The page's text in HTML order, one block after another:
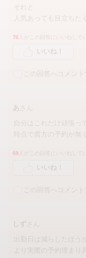
それと
人気あっても目立ちた
76 人がこの回答にいいねして
いいね！
この回答へコメント
あ さん
自分はこれだけ頑張っ
時点で貴方の予約が無
69 人がこの回答にいいねして
いいね！
この回答へコメント
しず
さん